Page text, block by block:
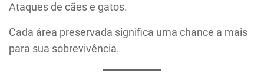
Ataques de cães e gatos.
Cada área preservada significa uma chance a mais
para sua sobrevivência.